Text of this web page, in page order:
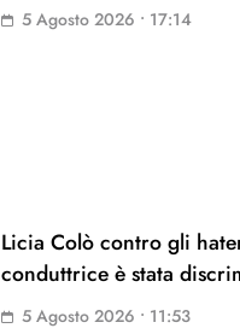
5 Agosto 2026 • 17:14
Licia Colò contro gli
conduttrice è stata
5 Agosto 2026 • 11:53